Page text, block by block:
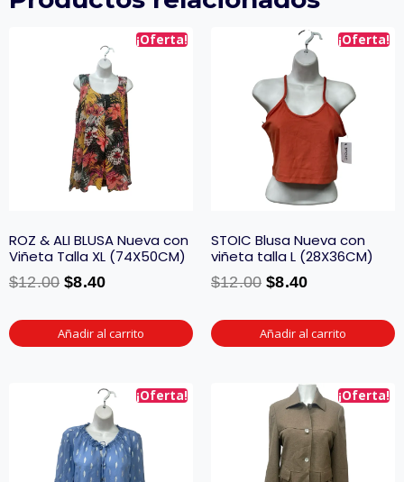
¡Oferta!
ROZ & ALI BLUSA Nueva con
Viñeta Talla XL (74X50CM)
$12.00 $8.40
Añadir al carrito
¡Oferta!
STOIC Blusa Nueva con
viñeta talla L (28X36CM)
$12.00 $8.40
Añadir al carrito
¡Oferta! ¡Oferta!